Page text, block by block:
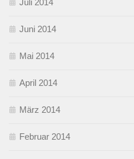
Juli 2014
Juni 2014
Mai 2014
April 2014
März 2014
Februar 2014